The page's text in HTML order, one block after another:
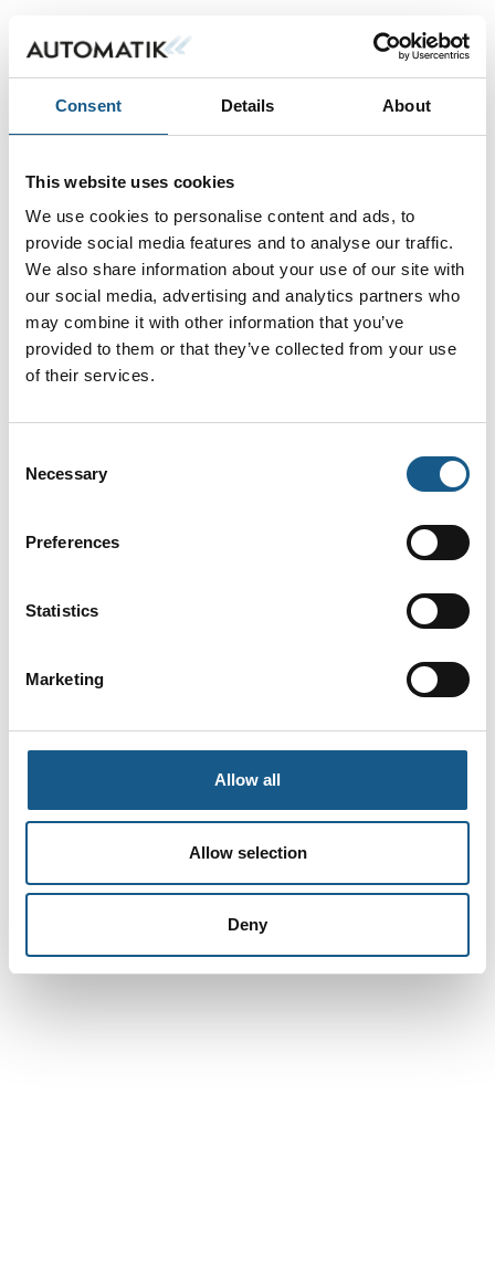
Consent Details About
This website uses cookies
We use cookies to personalise content and ads, to
provide social media features and to analyse our traffic.
We also share information about your use of our site with
our social media, advertising and analytics partners who
may combine it with other information that you’ve
provided to them or that they’ve collected from your use
of their services.
Selection
Necessary
Preferences
Statistics
Marketing
Allow all
Allow selection
Deny